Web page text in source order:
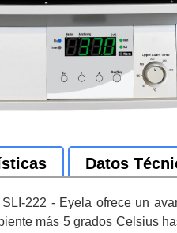
Datos
222 - Eyela ofrece un
más 5 grados Celsius